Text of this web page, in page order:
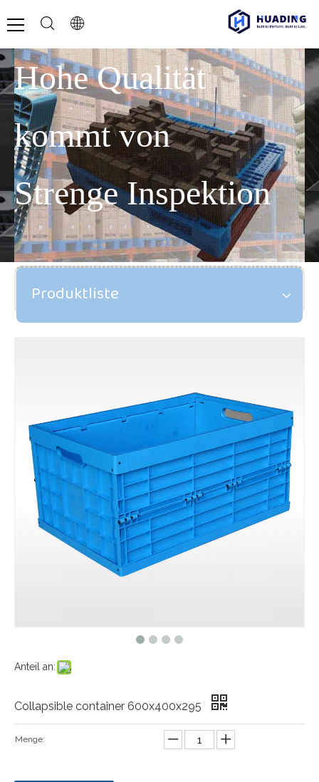
Hohe Qualität
kommt von
Strenge Inspektion
Produktliste
Anteil an:
Collapsible container 600x400x295
Menge: